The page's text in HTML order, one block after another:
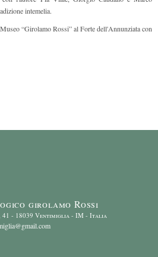
intemelia.
“Girolamo Rossi” al Forte dell'Annunziata con
girolamo Rossi
- 18039 Ventimiglia - IM - Italia